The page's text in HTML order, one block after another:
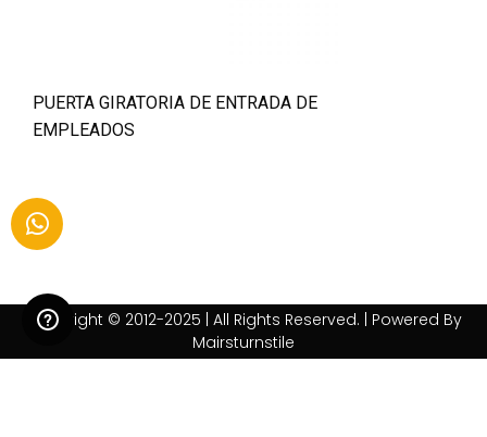
PUERTA GIRATORIA DE ENTRADA DE
EMPLEADOS
Copyright © 2012-2025 | All Rights Reserved. | Powered By
Mairsturnstile